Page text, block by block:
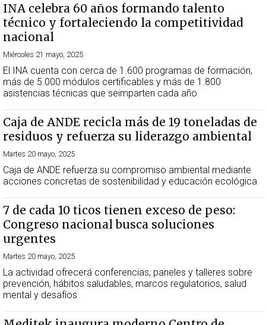
INA celebra 60 años formando talento
técnico y fortaleciendo la competitividad
nacional
Miércoles 21 mayo, 2025
El INA cuenta con cerca de 1.600 programas de formación,
más de 5.000 módulos certificables y más de 1.800
asistencias técnicas que seimparten cada año
Caja de ANDE recicla más de 19 toneladas de
residuos y refuerza su liderazgo ambiental
Martes 20 mayo, 2025
Caja de ANDE refuerza su compromiso ambiental mediante
acciones concretas de sostenibilidad y educación ecológica
7 de cada 10 ticos tienen exceso de peso:
Congreso nacional busca soluciones
urgentes
Martes 20 mayo, 2025
La actividad ofrecerá conferencias, paneles y talleres sobre
prevención, hábitos saludables, marcos regulatorios, salud
mental y desafíos